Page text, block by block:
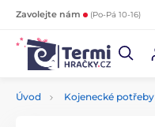
Zavolejte nám (Po-Pá 10-16)
Úvod Kojenecké potřeby